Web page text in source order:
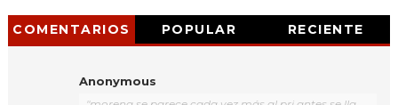
COMENTARIOS POPULAR RECIENTE
Anonymous